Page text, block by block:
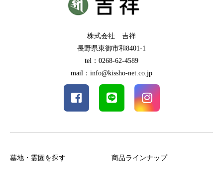
株式会社 吉祥
長野県東御市和8401-1
tel：0268-62-4589
mail：info@kissho-net.co.jp
墓地・霊園を探す 商品ラインナップ